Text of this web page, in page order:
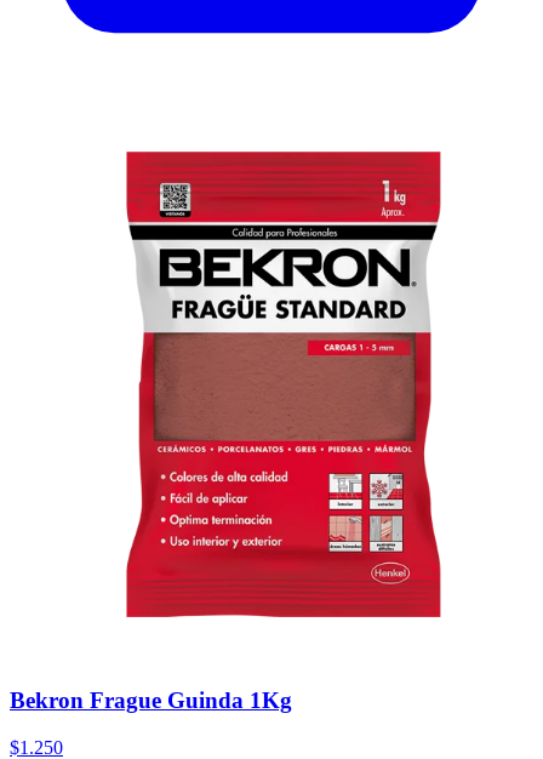
Bekron Frague Guinda 1Kg
$1.250